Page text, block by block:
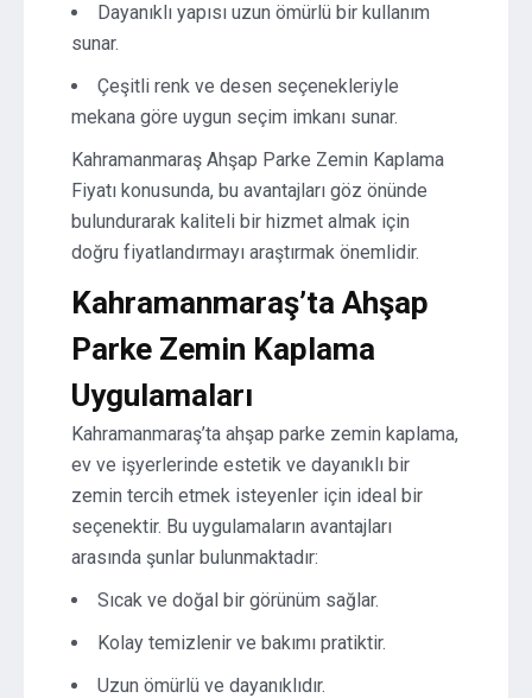
Dayanıklı yapısı uzun ömürlü bir kullanım
sunar.
Çeşitli renk ve desen seçenekleriyle
mekana göre uygun seçim imkanı sunar.
Kahramanmaraş Ahşap Parke Zemin Kaplama
Fiyatı konusunda, bu avantajları göz önünde
bulundurarak kaliteli bir hizmet almak için
doğru fiyatlandırmayı araştırmak önemlidir.
Kahramanmaraş’ta Ahşap
Parke Zemin Kaplama
Uygulamaları
Kahramanmaraş’ta ahşap parke zemin kaplama,
ev ve işyerlerinde estetik ve dayanıklı bir
zemin tercih etmek isteyenler için ideal bir
seçenektir. Bu uygulamaların avantajları
arasında şunlar bulunmaktadır:
Sıcak ve doğal bir görünüm sağlar.
Kolay temizlenir ve bakımı pratiktir.
Uzun ömürlü ve dayanıklıdır.